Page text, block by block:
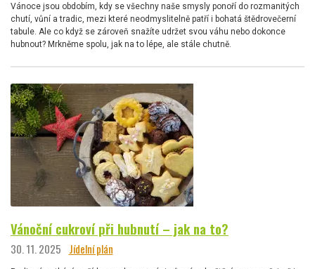
Vánoce jsou obdobím, kdy se všechny naše smysly ponoří do rozmanitých
chutí, vůní a tradic, mezi které neodmyslitelně patří i bohatá štědrovečerní
tabule. Ale co když se zároveň snažíte udržet svou váhu nebo dokonce
hubnout? Mrkněme spolu, jak na to lépe, ale stále chutně.
Vánoční cukroví při hubnutí – jak na to?
30. 11. 2025 Jídelní plán